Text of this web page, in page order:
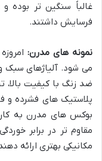
غالباً سنگین تر بوده
فرسایش داشتند.
نمونه های مدرن:
می شود. آلیاژهای سبک
ضد زنگ با کیفیت بالا،
پلاستیک های فشرده و
بوکس های مدرن به
مقاوم تر در برابر
مکانیکی بهتری ارائه